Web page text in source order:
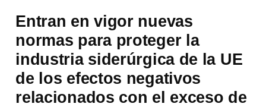
Entran en vigor nuevas
normas para proteger la
industria siderúrgica de la UE
de los efectos negativos
relacionados con el exceso de